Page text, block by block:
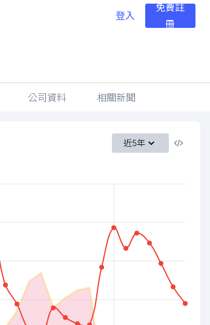
登入
免費註
冊
公司資料 相關新聞
近5年